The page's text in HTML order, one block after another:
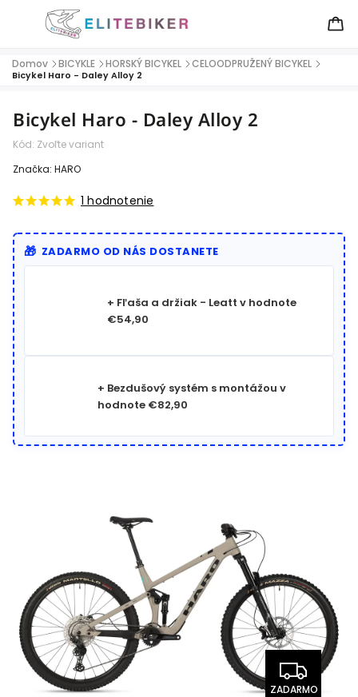
Domov / BICYKLE / HORSKÝ BICYKEL / CELOODPRUŽENÝ BICYKEL /
Bicykel Haro - Daley Alloy 2
Bicykel Haro - Daley Alloy 2
Kód: Zvoľte variant
1 hodnotenie
ZADARMO OD NÁS DOSTANETE
+ Fľaša a držiak - Leattv hodnote
€54,90
+ Bezdušový systém s montážou v
hodnote €82,90
Značka: HARO
ZADARMO